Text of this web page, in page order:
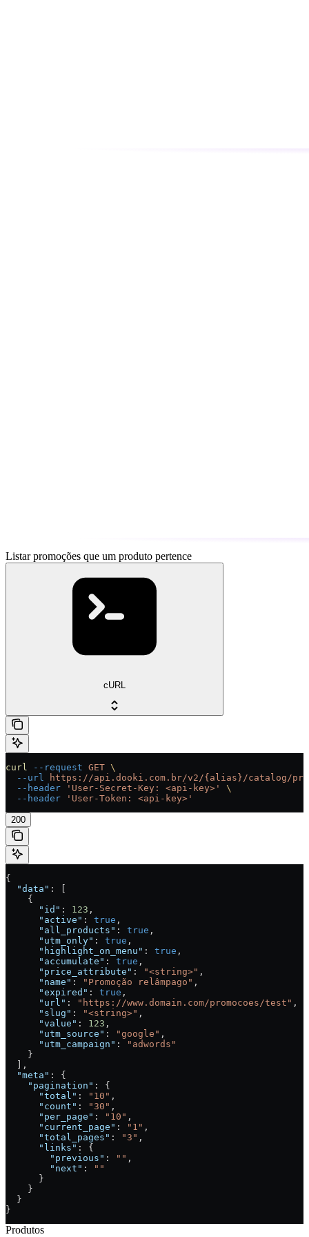
Listar promoções que um produto pertence
cURL
curl --request GET \
  --url
https://api.dooki.com.br/v2/{alias}/catalog/
  --header
'User-Secret-Key: <api-key>'
\
  --header
'User-Token: <api-key>'
200
{
  "data"
: [
    {
      "id"
: 123 ,
      "active"
: true ,
      "all_products"
: true ,
      "utm_only"
: true ,
      "highlight_on_menu"
: true ,
      "accumulate"
: true ,
      "price_attribute"
: "<string>" ,
      "name"
: "Promoção relâmpago" ,
      "expired"
: true ,
      "url"
: "https://www.domain.com/promocoes/test" ,
      "slug"
: "<string>" ,
      "value"
: 123 ,
      "utm_source"
: "google" ,
      "utm_campaign"
:
"adwords"
    }
  ],
  "meta"
: {
    "pagination"
: {
      "total"
: "10" ,
      "count"
: "30" ,
      "per_page"
: "10" ,
      "current_page"
: "1" ,
      "total_pages"
: "3" ,
      "links"
: {
        "previous"
: "" ,
        "next"
:
""
      }
    }
  }
}
Produtos